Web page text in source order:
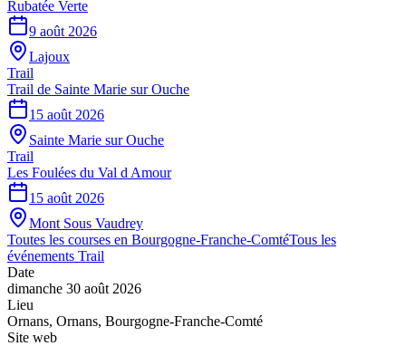
Rubatée Verte
9 août 2026
Lajoux
Trail
Trail de Sainte Marie sur Ouche
15 août 2026
Sainte Marie sur Ouche
Trail
Les Foulées du Val d Amour
15 août 2026
Mont Sous Vaudrey
Toutes les courses en Bourgogne-Franche-ComtéTous les
événements Trail
Date
dimanche 30 août 2026
Lieu
Ornans, Ornans, Bourgogne-Franche-Comté
Site web